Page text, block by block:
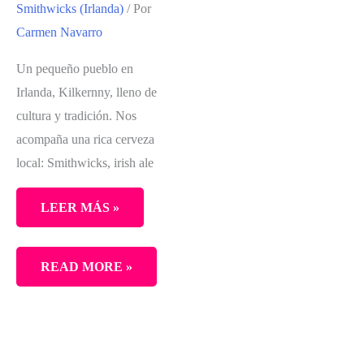
Smithwicks (Irlanda) / Por
Carmen Navarro
Un pequeño pueblo en
Irlanda, Kilkernny, lleno de
cultura y tradición. Nos
acompaña una rica cerveza
local: Smithwicks, irish ale
LEER MÁS »
LA
SMITHWICKS
READ MORE »